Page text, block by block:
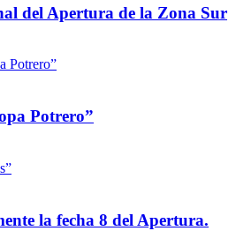
del Apertura de la Zona Sur
Potrero”
la fecha 8 del Apertura.